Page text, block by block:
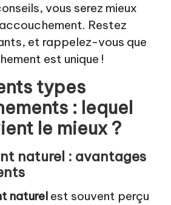
vous serez mieux
Restez
et rappelez-vous que
est unique !
types
: lequel
le mieux ?
naturel : avantages
naturel est souvent perçu